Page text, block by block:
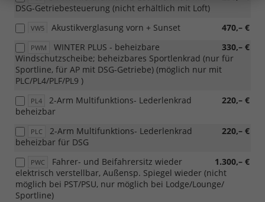
DSG-Getriebesteuerung (nicht erhältlich mit Loft)
VW5 470,– €
Akustikverglasung vorn + Sunset
PWM 330,– €
WINTER PLUS - beheizbare
Windschutzscheibe; beheizbares Sportlenkrad (nur für
Sportline, für AP mit DSG-Getriebe) (möglich nur mit
PLC/PL4/PLF/PL9 )
PL4 220,– €
2-Arm Multifunktions- Lederlenkrad
beheizbar
PLC 220,– €
2-Arm Multifunktions- Lederlenkrad
beheizbar für DSG
PWC 1.300,– €
Fahrer- und Beifahrersitz wieder
elektrisch verstellbar, Außensp. Spiegel wieder (nicht
möglich bei PST/PSU, nur möglich bei Lodge/Lounge/
Sportline)